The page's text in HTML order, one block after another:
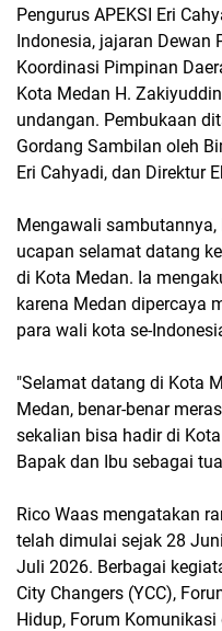
Pengurus APEKSI Eri
Indonesia, jajaran Dewan
Koordinasi Pimpinan
Kota Medan H.
undangan. Pembukaan
Gordang Sambilan oleh
Eri Cahyadi, dan Direktur
Mengawali
ucapan selamat datang
di Kota Medan. Ia
karena Medan dipercaya
para wali kota se-
"Selamat datang di Kota
Medan, benar-benar
sekalian bisa hadir di
Bapak dan Ibu sebagai
Rico Waas mengatakan
telah dimulai sejak 28
Juli 2026. Berbagai
City Changers (YCC),
Hidup, Forum